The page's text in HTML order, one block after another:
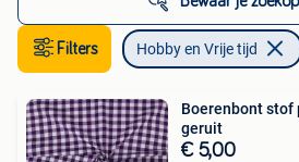
Filters Hobby en Vrije tijd
Boerenbont stof
geruit
€ 5,00